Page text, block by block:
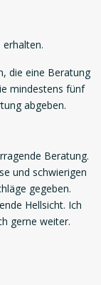
die eine Beratung
mindestens fünf
abgeben.
Beratung.
und schwierigen
gegeben.
Hellsicht. Ich
gerne weiter.